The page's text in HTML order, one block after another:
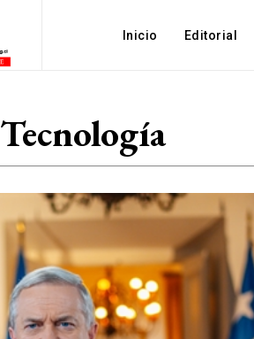
Inicio Editorial